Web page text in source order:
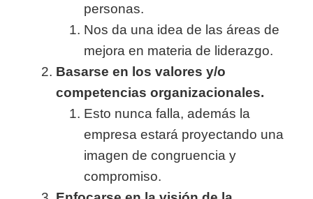
personas.
Nos da una idea de las áreas de
mejora en materia de liderazgo.
Basarse en los valores y/o
competencias organizacionales.
Esto nunca falla, además la
empresa estará proyectando una
imagen de congruencia y
compromiso.